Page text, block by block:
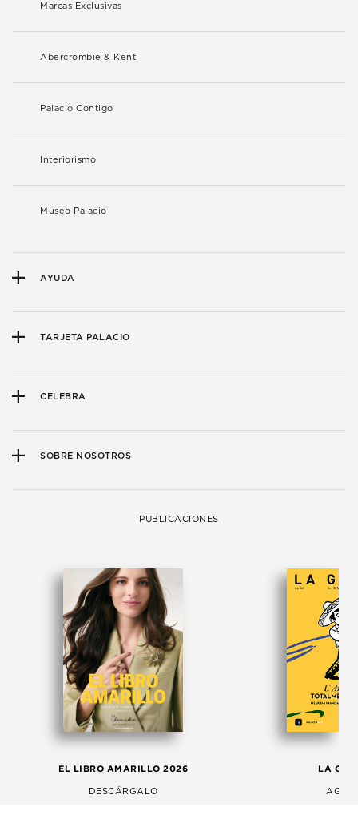
Marcas Exclusivas
Abercrombie & Kent
Palacio Contigo
Interiorismo
Museo Palacio
AYUDA
TARJETA PALACIO
CELEBRA
SOBRE NOSOTROS
PUBLICACIONES
EL LIBRO AMARILLO 2026
DESCÁRGALO
LA